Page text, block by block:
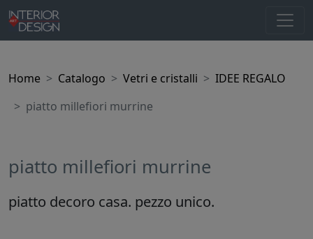
Home Catalogo Vetri e cristalli
IDEE REGALO
piatto millefiori murrine
piatto millefiori murrine
piatto decoro casa. pezzo unico.